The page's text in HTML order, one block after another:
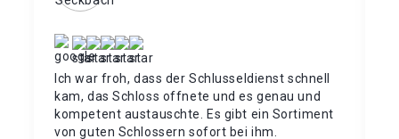
Ich war froh, dass der Schlusseldienst schnell
kam, das Schloss offnete und es genau und
kompetent austauschte. Es gibt ein Sortiment
von guten Schlossern sofort bei ihm.